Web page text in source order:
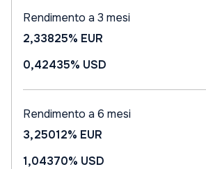
Rendimento a 3 mesi
2,33825% EUR
0,42435% USD
Rendimento a 6 mesi
3,25012% EUR
1,04370% USD